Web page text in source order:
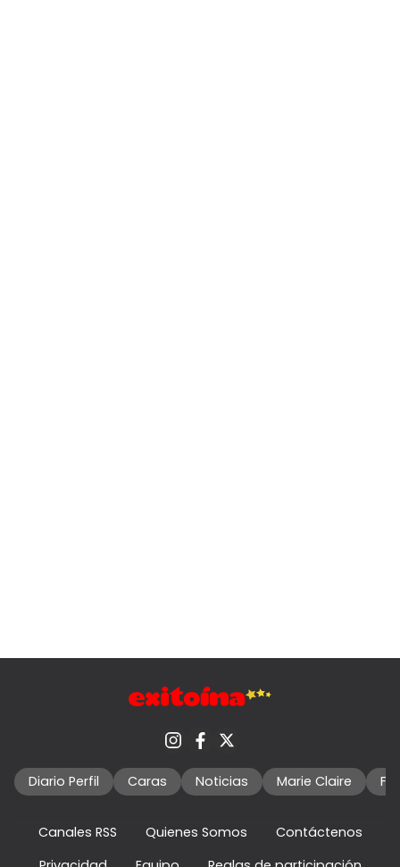
Diario Perfil Caras Noticias Marie Claire
Canales RSS Quienes Somos
Contáctenos